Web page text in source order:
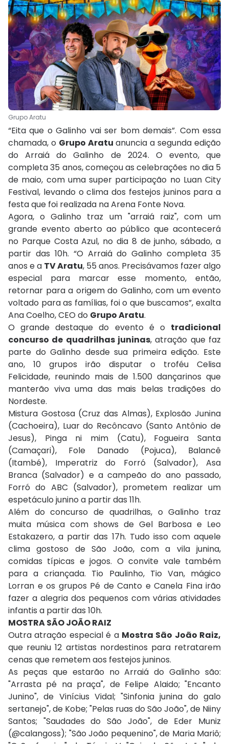
Grupo Aratu
“Eita que o Galinho vai ser bom demais”. Com essa
chamada, o Grupo Aratu anuncia a segunda edição
do Arraiá do Galinho de 2024. O evento, que
completa 35 anos, começou as celebrações no dia 5
de maio, com uma super participação no Luan City
Festival, levando o clima dos festejos juninos para a
festa que foi realizada na Arena Fonte Nova.
Agora, o Galinho traz um "arraiá raiz", com um
grande evento aberto ao público que acontecerá
no Parque Costa Azul, no dia 8 de junho, sábado, a
partir das 10h. “O Arraiá do Galinho completa 35
anos e a TV Aratu, 55 anos. Precisávamos fazer algo
especial para marcar esse momento, então,
retornar para a origem do Galinho, com um evento
voltado para as famílias, foi o que buscamos”, exalta
Ana Coelho, CEO do Grupo Aratu.
O grande destaque do evento é o tradicional
concurso de quadrilhas juninas, atração que faz
parte do Galinho desde sua primeira edição. Este
ano, 10 grupos irão disputar o troféu Celisa
Felicidade, reunindo mais de 1.500 dançarinos que
manterão viva uma das mais belas tradições do
Nordeste.
Mistura Gostosa (Cruz das Almas), Explosão Junina
(Cachoeira), Luar do Recôncavo (Santo Antônio de
Jesus), Pinga ni mim (Catu), Fogueira Santa
(Camaçari), Fole Danado (Pojuca), Balancê
(Itambé), Imperatriz do Forró (Salvador), Asa
Branca (Salvador) e a campeão do ano passado,
Forró do ABC (Salvador), prometem realizar um
espetáculo junino a partir das 11h.
Além do concurso de quadrilhas, o Galinho traz
muita música com shows de Gel Barbosa e Leo
Estakazero, a partir das 17h. Tudo isso com aquele
clima gostoso de São João, com a vila junina,
comidas típicas e jogos. O convite vale também
para a criançada. Tio Paulinho, Tio Van, mágico
Lorran e os grupos Pé de Canto e Canela Fina irão
fazer a alegria dos pequenos com várias atividades
infantis a partir das 10h.
MOSTRA SÃO JOÃO RAIZ
Outra atração especial é a Mostra São João Raiz,
que reuniu 12 artistas nordestinos para retratarem
cenas que remetem aos festejos juninos.
As peças que estarão no Arraiá do Galinho são:
"Arrasta pé na praça", de Felipe Alaido; "Encanto
Junino", de Vinícius Vidal; "Sinfonia junina do galo
sertanejo", de Kobe; "Pelas ruas do São João", de Niiny
Santos; "Saudades do São João", de Eder Muniz
(@calangoss); "São João pequenino", de Maria Mariô;